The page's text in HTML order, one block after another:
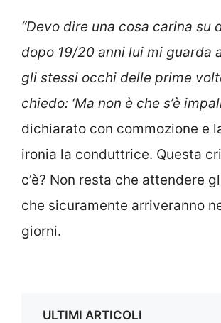
“Devo dire una cosa carina su
dopo 19/20 anni lui mi guarda
gli stessi occhi delle prime
chiedo: ‘Ma non è che s’è
dichiarato con commozione e
ironia la conduttrice. Questa
c’è? Non resta che attendere
che sicuramente arriveranno
giorni.
ULTIMI ARTICOLI